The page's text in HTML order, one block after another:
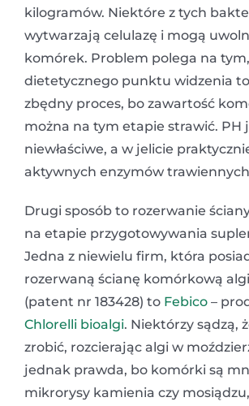
kilogramów. Niektóre z tych
wytwarzają celulazę i mogą
komórek. Problem polega na
dietetycznego punktu widzenia to
zbędny proces, bo zawartość
można na tym etapie strawić. PH
niewłaściwe, a w jelicie
aktywnych enzymów
Drugi sposób to rozerwanie
na etapie przygotowywania
Jedna z niewielu firm, która
rozerwaną ścianę komórkową
(patent nr 183428) to Febico –
Chlorelli bioalgi. Niektórzy sądzą,
zrobić, rozcierając algi w
jednak prawda, bo komórki są
mikrorysy kamienia czy